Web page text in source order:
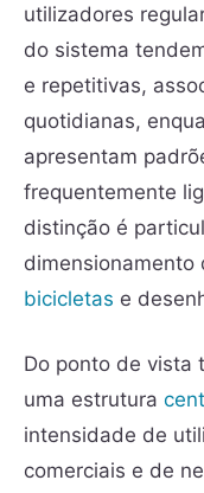
utilizadores
do sistema
e repetitivas,
quotidianas,
apresentam
frequentemente
distinção é
bicicletas e
Do ponto de vista
uma estrutura
intensidade de
comerciais e de